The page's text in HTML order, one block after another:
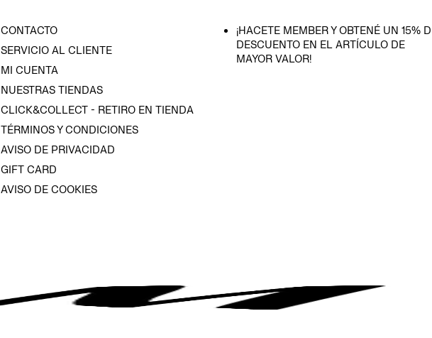
CONTACTO
SERVICIO AL CLIENTE
MI CUENTA
NUESTRAS TIENDAS
CLICK&COLLECT - RETIRO EN TIENDA
TÉRMINOS Y CONDICIONES
AVISO DE PRIVACIDAD
GIFT CARD
AVISO DE COOKIES
¡HACETE MEMBER Y OBTENÉ UN 15%
DESCUENTO EN EL ARTÍCULO DE
MAYOR VALOR!